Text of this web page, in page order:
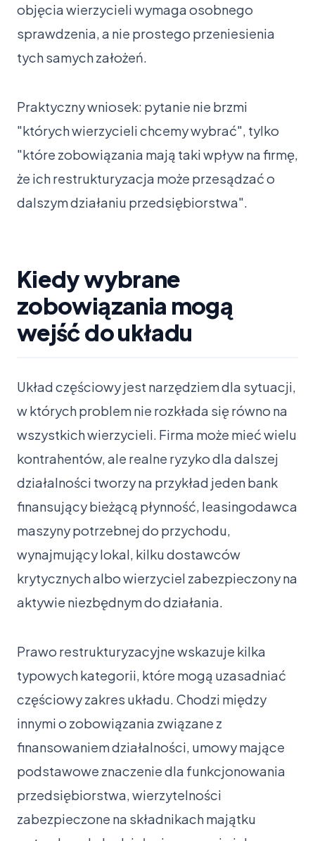
objęcia wierzycieli wymaga osobnego
sprawdzenia, a nie prostego przeniesienia
tych samych założeń.
Praktyczny wniosek: pytanie nie brzmi
"których wierzycieli chcemy wybrać", tylko
"które zobowiązania mają taki wpływ na firmę,
że ich restrukturyzacja może przesądzać o
dalszym działaniu przedsiębiorstwa".
Kiedy wybrane
zobowiązania mogą
wejść do układu
Układ częściowy jest narzędziem dla sytuacji,
w których problem nie rozkłada się równo na
wszystkich wierzycieli. Firma może mieć wielu
kontrahentów, ale realne ryzyko dla dalszej
działalności tworzy na przykład jeden bank
finansujący bieżącą płynność, leasingodawca
maszyny potrzebnej do przychodu,
wynajmujący lokal, kilku dostawców
krytycznych albo wierzyciel zabezpieczony na
aktywie niezbędnym do działania.
Prawo restrukturyzacyjne wskazuje kilka
typowych kategorii, które mogą uzasadniać
częściowy zakres układu. Chodzi między
innymi o zobowiązania związane z
finansowaniem działalności, umowy mające
podstawowe znaczenie dla funkcjonowania
przedsiębiorstwa, wierzytelności
zabezpieczone na składnikach majątku